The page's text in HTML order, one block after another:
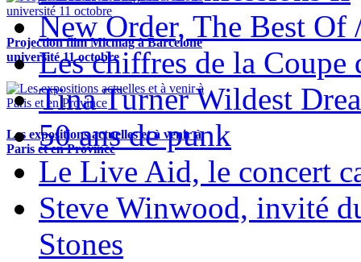
Projection film Micmag à Barcelone
université 11 octobre
Les expositions actuelles et à venir à
Paris et en Province
New Order, The Best Of
Les chiffres de la Coupe
Tina Turner Wildest
50 ans de punk
Le Live Aid, le concert
Steve Winwood, invité
Stones